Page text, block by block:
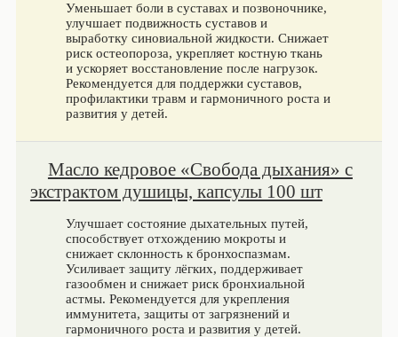
Уменьшает боли в суставах и позвоночнике,
улучшает подвижность суставов и
выработку синовиальной жидкости. Снижает
риск остеопороза, укрепляет костную ткань
и ускоряет восстановление после нагрузок.
Рекомендуется для поддержки суставов,
профилактики травм и гармоничного роста и
развития у детей.
Масло кедровое «Свобода дыхания» с
экстрактом душицы, капсулы 100 шт
Улучшает состояние дыхательных путей,
способствует отхождению мокроты и
снижает склонность к бронхоспазмам.
Усиливает защиту лёгких, поддерживает
газообмен и снижает риск бронхиальной
астмы. Рекомендуется для укрепления
иммунитета, защиты от загрязнений и
гармоничного роста и развития у детей.